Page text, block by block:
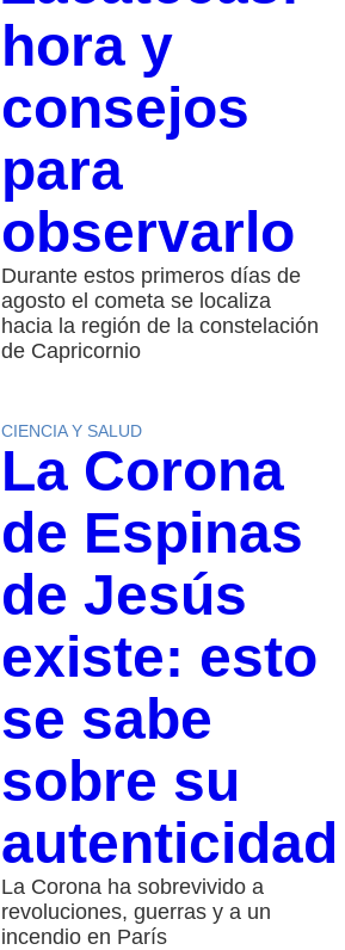
hora y
consejos
para
observarlo
Durante estos primeros días de
agosto el cometa se localiza
hacia la región de la constelación
de Capricornio
CIENCIA Y SALUD
La Corona
de Espinas
de Jesús
existe: esto
se sabe
sobre su
autenticidad
La Corona ha sobrevivido a
revoluciones, guerras y a un
incendio en París